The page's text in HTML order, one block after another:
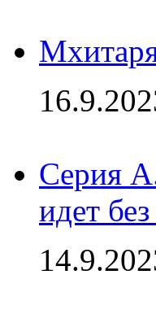
Серия
идет